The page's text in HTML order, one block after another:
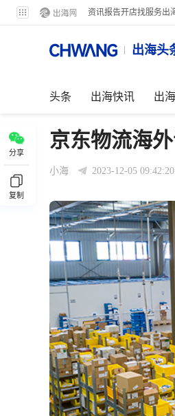
资讯报告开店找服务出
出海头
头条 出海快讯 出
分享
复制
京东物流海
小海 2023-12-05 09:42:20